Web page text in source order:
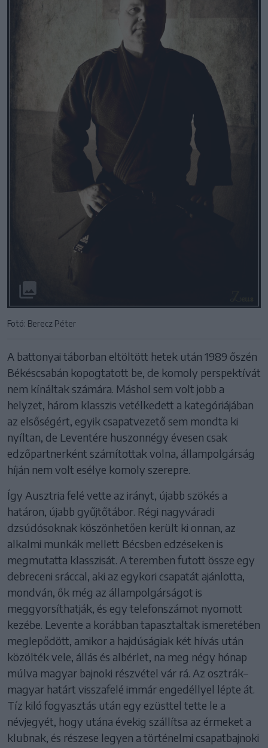
Fotó: Berecz Péter
A battonyai táborban eltöltött hetek után 1989 őszén
Békéscsabán kopogtatott be, de komoly perspektívát
nem kínáltak számára. Máshol sem volt jobb a
helyzet, három klasszis vetélkedett a kategóriájában
az elsőségért, egyik csapatvezető sem mondta ki
nyíltan, de Leventére huszonnégy évesen csak
edzőpartnerként számítottak volna, állampolgárság
híján nem volt esélye komoly szerepre.
Így Ausztria felé vette az irányt, újabb szökés a
határon, újabb gyűjtőtábor. Régi nagyváradi
dzsúdósoknak köszönhetően került ki onnan, az
alkalmi munkák mellett Bécsben edzéseken is
megmutatta klasszisát. A teremben futott össze egy
debreceni sráccal, aki az egykori csapatát ajánlotta,
mondván, ők még az állampolgárságot is
meggyorsíthatják, és egy telefonszámot nyomott
kezébe. Levente a korábban tapasztaltak ismeretében
meglepődött, amikor a hajdúságiak két hívás után
közölték vele, állás és albérlet, na meg négy hónap
múlva magyar bajnoki részvétel vár rá. Az osztrák–
magyar határt visszafelé immár engedéllyel lépte át.
Tíz kiló fogyasztás után egy ezüsttel tette le a
névjegyét, hogy utána évekig szállítsa az érmeket a
klubnak, és részese legyen a történelmi csapatbajnoki